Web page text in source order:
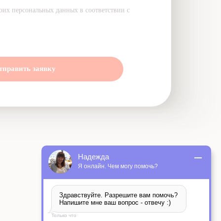
персональных данных в соответствии с
заявку
Надежда
Я онлайн. Чем могу помочь?
Здравствуйте. Разрешите вам помочь?
Напишите мне ваш вопрос - отвечу :)
Только что